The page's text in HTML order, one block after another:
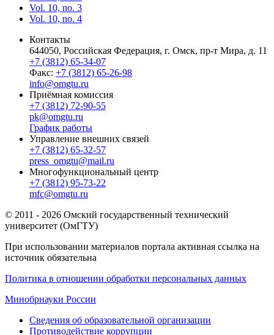
Vol. 10, no. 3
Vol. 10, no. 4
Контакты
644050, Российская Федерация, г. Омск, пр-т Мира, д. 11
+7 (3812) 65-34-07
Факс: +7 (3812) 65-26-98
info@omgtu.ru
Приёмная комиссия
+7 (3812) 72-90-55
pk@omgtu.ru
График работы
Управление внешних связей
+7 (3812) 65-32-57
press_omgtu@mail.ru
Многофункциональный центр
+7 (3812) 95-73-22
mfc@omgtu.ru
© 2011 - 2026 Омский государственный технический
университет (ОмГТУ)
При использовании материалов портала активная ссылка на
источник обязательна
Политика в отношении обработки персональных данных
Минобрнауки России
Сведения об образовательной организации
Противодействие коррупции